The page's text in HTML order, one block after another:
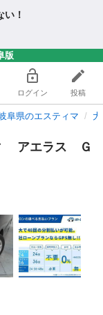
！
版
ログイン 投稿
阜県のエスティマ
マ アエラス Ｇ